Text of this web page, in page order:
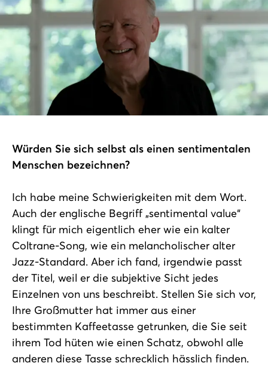
Würden Sie sich selbst als einen sentimentalen
Menschen bezeichnen?
Ich habe meine Schwierigkeiten mit dem Wort.
Auch der englische Begriff „sentimental value“
klingt für mich eigentlich eher wie ein kalter
Coltrane-Song, wie ein melancholischer alter
Jazz-Standard. Aber ich fand, irgendwie passt
der Titel, weil er die subjektive Sicht jedes
Einzelnen von uns beschreibt. Stellen Sie sich vor,
Ihre Großmutter hat immer aus einer
bestimmten Kaffeetasse getrunken, die Sie seit
ihrem Tod hüten wie einen Schatz, obwohl alle
anderen diese Tasse schrecklich hässlich finden.